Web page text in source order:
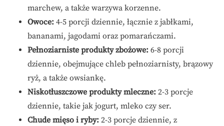
marchew, a także warzywa korzenne.
Owoce: 4-5 porcji dziennie, łącznie z jabłkami,
bananami, jagodami oraz pomarańczami.
Pełnoziarniste produkty zbożowe: 6-8 porcji
dziennie, obejmujące chleb pełnoziarnisty, brązowy
ryż, a także owsiankę.
Niskotłuszczowe produkty mleczne: 2-3 porcje
dziennie, takie jak jogurt, mleko czy ser.
Chude mięso i ryby: 2-3 porcje dziennie, z